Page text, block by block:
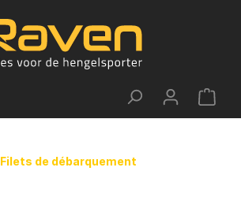
Filets de débarquement